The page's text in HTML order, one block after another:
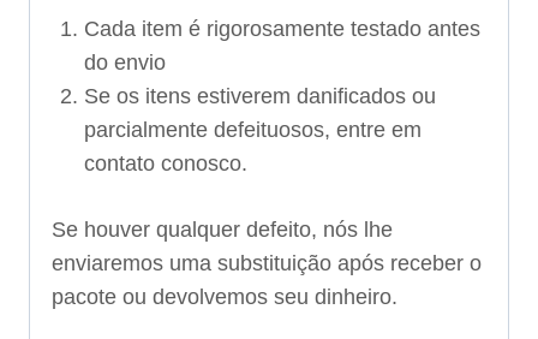
Cada item é rigorosamente testado antes
do envio
Se os itens estiverem danificados ou
parcialmente defeituosos, entre em
contato conosco.
Se houver qualquer defeito, nós lhe
enviaremos uma substituição após receber o
pacote ou devolvemos seu dinheiro.